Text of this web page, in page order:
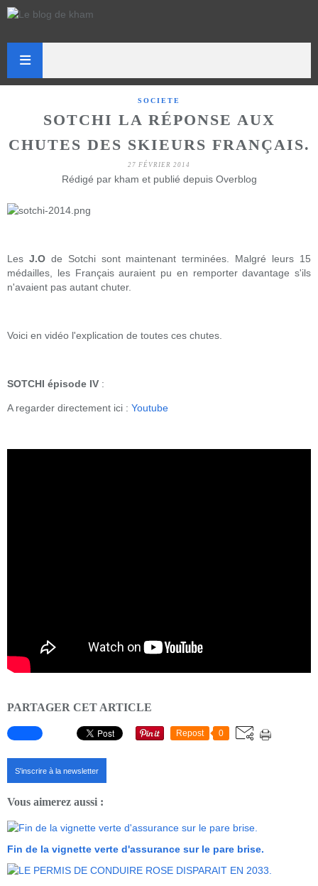
SOCIETE
SOTCHI LA RÉPONSE AUX
CHUTES DES SKIEURS FRANÇAIS.
27 FÉVRIER 2014
Rédigé par kham et publié depuis Overblog
Les J.Ode Sotchi sont maintenant terminées. Malgré leurs 15
médailles, les Français auraient pu en remporter davantage s'ils
n'avaient pas autant chuter.
Voici en vidéo l'explication de toutes ces chutes.
SOTCHI épisode IV :
A regarder directement ici : Youtube
PARTAGER CET ARTICLE
Repost 0
S'inscrire à la newsletter
Vous aimerez aussi :
Fin de la vignette verte d'assurance sur le pare brise.